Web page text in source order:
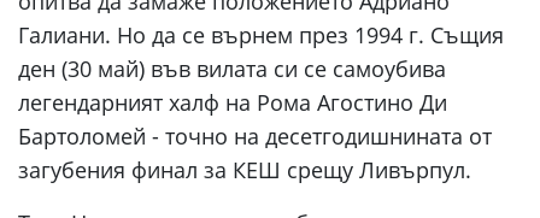
Галиани. Но да се върнем през 1994 г. Същия
ден (30 май) във вилата си се самоубива
легендарният халф на Рома Агостино Ди
Бартоломей - точно на десетгодишнината от
загубения финал за КЕШ срещу Ливърпул.